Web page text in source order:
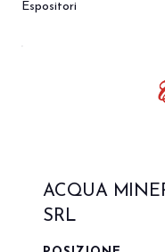
Espositori
ACQUA
SRL